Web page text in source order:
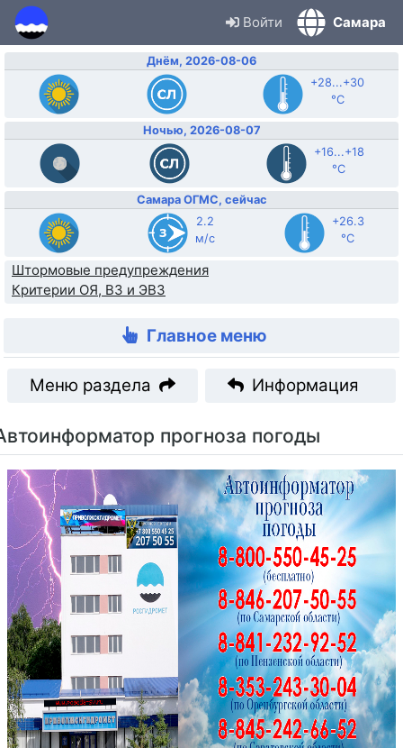
Войти Самара
Днём, 2026-08-06
+28...+30
°C
Ночью, 2026-08-07
+16...+18
°C
Самара ОГМС, сейчас
2.2
м/с
+26.3
°C
Штормовые предупреждения
Критерии ОЯ, ВЗ и ЭВЗ
Главное меню
Меню раздела Информация
прогноза погоды